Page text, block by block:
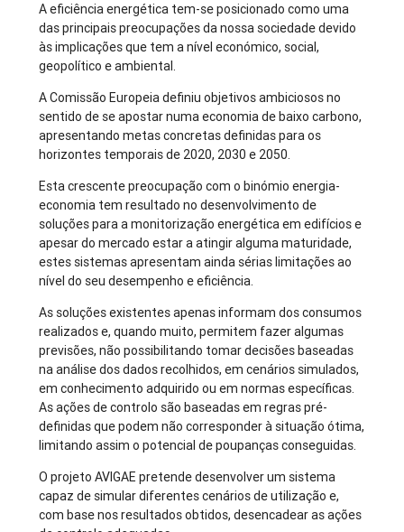
A eficiência energética tem-se posicionado como uma
das principais preocupações da nossa sociedade devido
às implicações que tem a nível económico, social,
geopolítico e ambiental.
A Comissão Europeia definiu objetivos ambiciosos no
sentido de se apostar numa economia de baixo carbono,
apresentando metas concretas definidas para os
horizontes temporais de 2020, 2030 e 2050.
Esta crescente preocupação com o binómio energia-
economia tem resultado no desenvolvimento de
soluções para a monitorização energética em edifícios e
apesar do mercado estar a atingir alguma maturidade,
estes sistemas apresentam ainda sérias limitações ao
nível do seu desempenho e eficiência.
As soluções existentes apenas informam dos consumos
realizados e, quando muito, permitem fazer algumas
previsões, não possibilitando tomar decisões baseadas
na análise dos dados recolhidos, em cenários simulados,
em conhecimento adquirido ou em normas específicas.
As ações de controlo são baseadas em regras pré-
definidas que podem não corresponder à situação ótima,
limitando assim o potencial de poupanças conseguidas.
O projeto AVIGAE pretende desenvolver um sistema
capaz de simular diferentes cenários de utilização e,
com base nos resultados obtidos, desencadear as ações